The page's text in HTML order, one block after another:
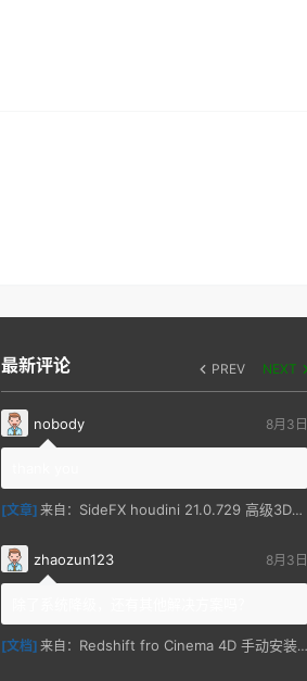
最新评论 PREV NEXT
nobody 8月3日
[文章] 来自： SideFX houdini 21.0.729 高级3D特效软件
zhaozun123 8月3日
[文档] 来自： Redshift fro Cinema 4D 手动安装教程